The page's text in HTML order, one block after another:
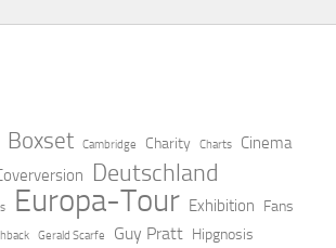
Boxset Cambridge Charity Charts Cinema
Deutschland
Europa-Tour Exhibition Fans
Gerald Scarfe Guy Pratt Hipgnosis